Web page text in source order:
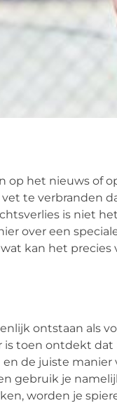
op het nieuws of
te verbranden
is niet
over een
kan het precies
ontstaan als
toen ontdekt
de juiste
gebruik je
worden je